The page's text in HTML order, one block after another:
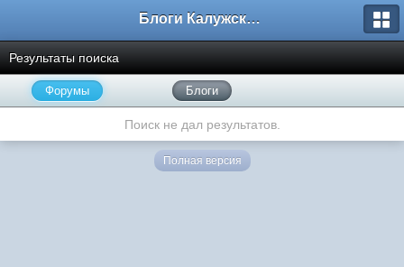
Блоги Калужского перекрестка
Результаты поиска
Форумы Блоги
Поиск не дал результатов.
Полная версия